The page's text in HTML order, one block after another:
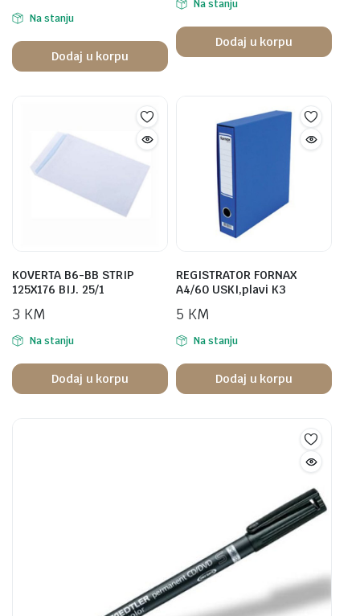
Na stanju
Dodaj u korpu
Na stanju
Dodaj u korpu
KOVERTA B6-BB STRIP
125X176 BIJ. 25/1
3 KM
Na stanju
Dodaj u korpu
REGISTRATOR FORNAX
A4/60 USKI,plavi K3
5 KM
Na stanju
Dodaj u korpu